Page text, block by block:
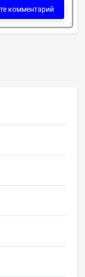
комментарий